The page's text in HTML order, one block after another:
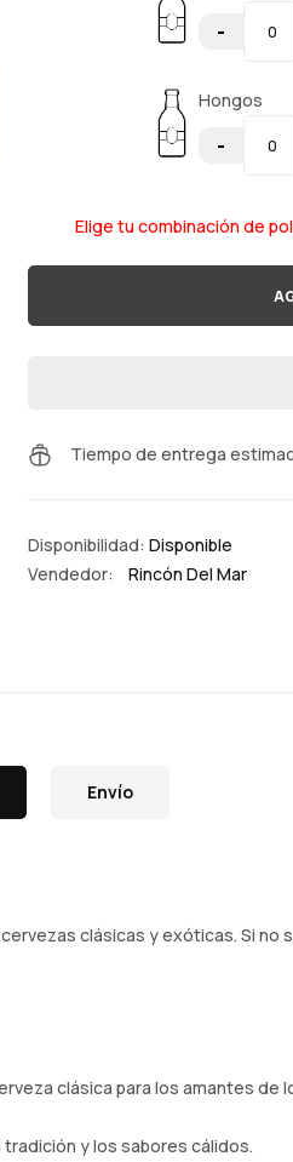
-
Hongos
-
Elige tu combinación de
Tiempo de entrega
Disponibilidad: Disponible
Vendedor:
Rincón Del Mar
Envío
clásicas y exóticas. Si
clásica para los amantes de
y los sabores cálidos.